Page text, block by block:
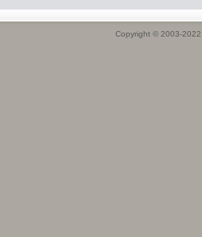
Copyright © 2003-2022,